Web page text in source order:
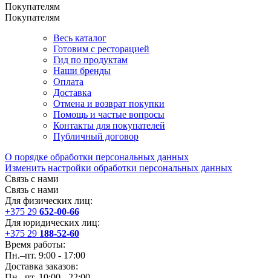
Покупателям
Покупателям
Весь каталог
Готовим с ресторацией
Гид по продуктам
Наши бренды
Оплата
Доставка
Отмена и возврат покупки
Помощь и частые вопросы
Контакты для покупателей
Публичный договор
О порядке обработки персональных данных
Изменить настройки обработки персональных данных
Связь с нами
Связь с нами
Для физических лиц:
+375 29 652-00-66
Для юридических лиц:
+375 29 188-52-60
Время работы:
Пн.–пт. 9:00 - 17:00
Доставка заказов: